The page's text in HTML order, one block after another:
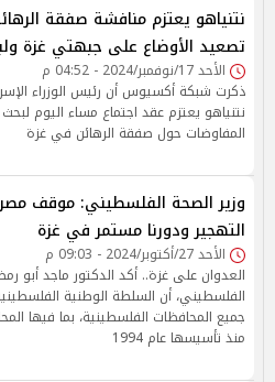
نتنياهو يعتزم منافشة صفقة
تصعيد الأوضاع على جبهتي غزة
الأحد 17/نوفمبر/2024 - 04:52 م
ذكرت شبكة أكسيوس أن رئيس الوزراء
نتنياهو يعتزم عقد اجتماع مساء اليوم
المفاوضات حول صفقة الرهائن في غزة
وزير الصحة الفلسطيني: موقف
التهجير ودورنا مستمر في غزة
الأحد 27/أكتوبر/2024 - 09:03 م
العدوان على غزة.. أكد الدكتور ماجد أبو
الفلسطيني، أن السلطة الوطنية
جميع المحافظات الفلسطينية، بما فيها
منذ تأسيسها عام 1994